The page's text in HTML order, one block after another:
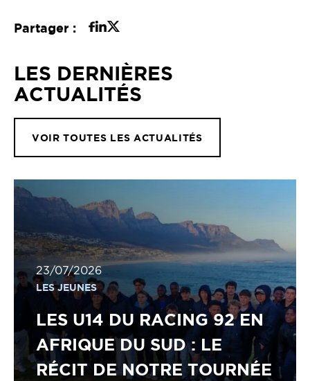
Partager :
LES DERNIÈRES
ACTUALITÉS
VOIR TOUTES LES ACTUALITÉS
23/07/2026
LES JEUNES
LES U14 DU RACING 92 EN
AFRIQUE DU SUD : LE
RÉCIT DE NOTRE TOURNÉE